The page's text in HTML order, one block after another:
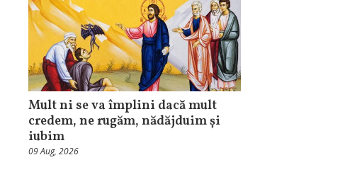
Mult ni se va împlini dacă mult
credem, ne rugăm, nădăjduim și
iubim
09 Aug, 2026